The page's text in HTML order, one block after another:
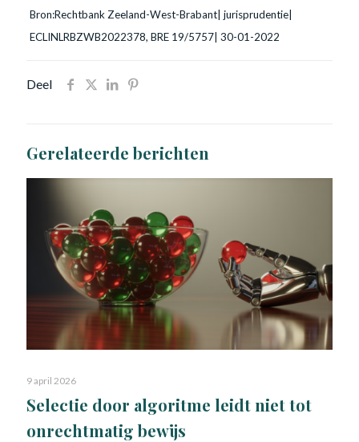
Bron:Rechtbank Zeeland-West-Brabant| jurisprudentie|
ECLINLRBZWB2022378, BRE 19/5757| 30-01-2022
Deel
Gerelateerde berichten
9 april 2026
Selectie door algoritme leidt niet tot
onrechtmatig bewijs